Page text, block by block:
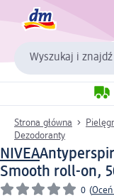
Wyszukaj i znajdź
Strona główna
Dezodoranty
NIVEA
Smooth roll-on,
0 (